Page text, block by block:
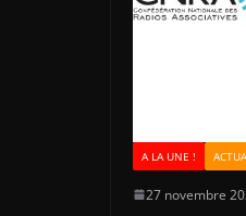
A LA UNE !
27 novembre